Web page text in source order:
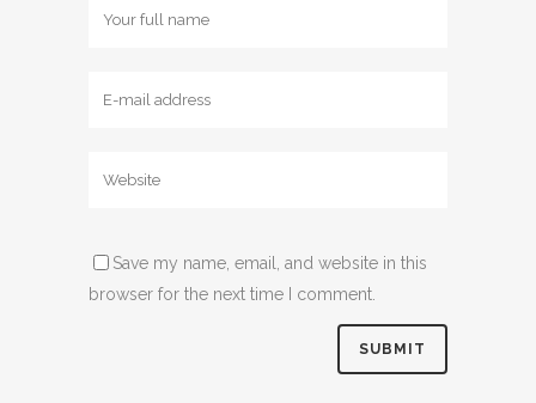
Save my name, email, and website in this
browser for the next time I comment.